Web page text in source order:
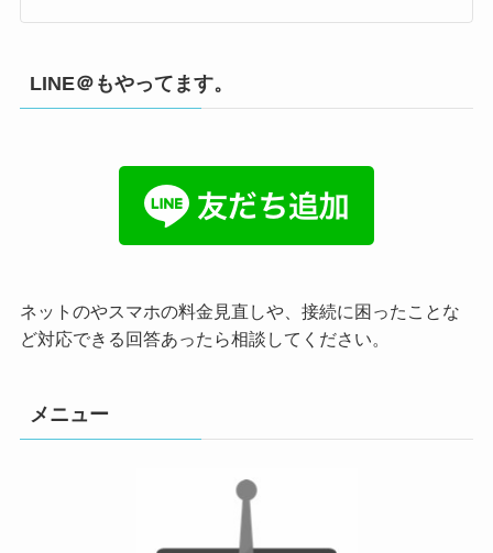
LINE＠もやってます。
ネットのやスマホの料金見直しや、接続に困ったことな
ど対応できる回答あったら相談してください。
メニュー